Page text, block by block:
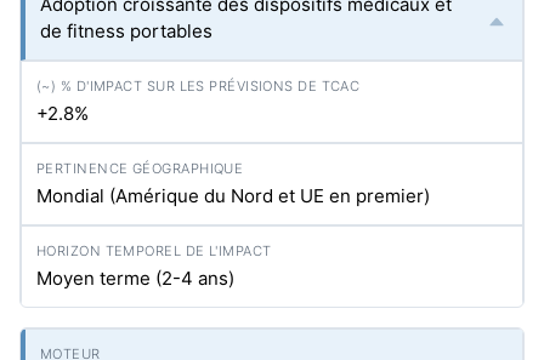
de fitness portables
+2.8%
Mondial (Amérique du Nord et UE en premier)
Moyen terme (2-4 ans)